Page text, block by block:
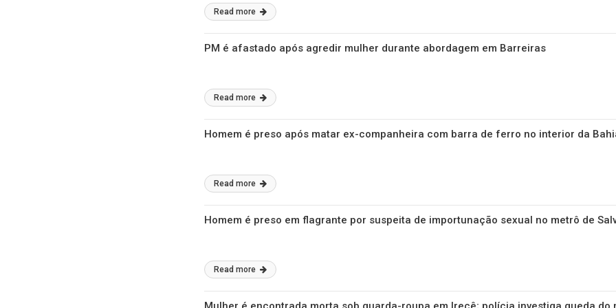
Read more
PM é afastado após agredir mulher durante abordagem em Barreiras
Read more
Homem é preso após matar ex-companheira com barra de ferro no interior da
Read more
Homem é preso em flagrante por suspeita de importunação sexual no metrô de
Read more